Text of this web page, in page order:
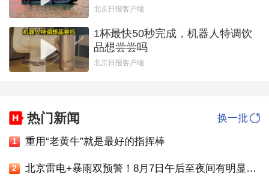
北京日报客户端
1杯最快50秒完成，机器人特调饮
品想尝尝吗
北京日报客户端
热门新闻 换一批
1 重用“老黄牛”就是最好的指挥棒
2 北京雷电+暴雨双预警！8月7日午后至夜间有明显雷雨，六区升级暴雨黄色预警